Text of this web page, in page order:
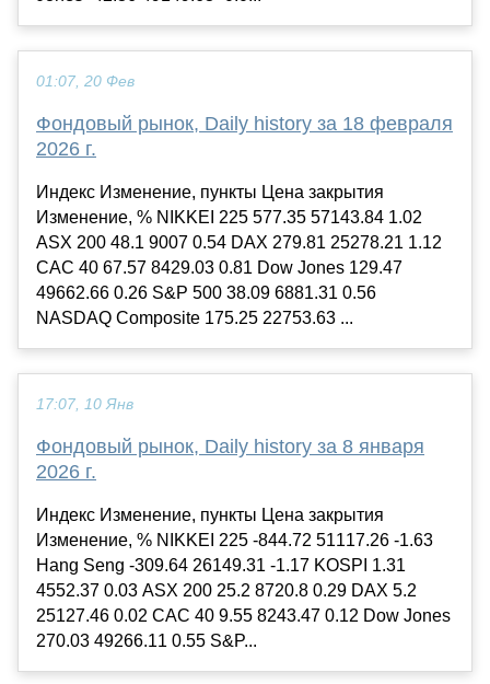
01:07, 20 Фев
Фондовый рынок, Daily history за 18 февраля
2026 г.
Индекс Изменение, пункты Цена закрытия
Изменение, % NIKKEI 225 577.35 57143.84 1.02
ASX 200 48.1 9007 0.54 DAX 279.81 25278.21 1.12
CAC 40 67.57 8429.03 0.81 Dow Jones 129.47
49662.66 0.26 S&P 500 38.09 6881.31 0.56
NASDAQ Composite 175.25 22753.63 ...
17:07, 10 Янв
Фондовый рынок, Daily history за 8 января
2026 г.
Индекс Изменение, пункты Цена закрытия
Изменение, % NIKKEI 225 -844.72 51117.26 -1.63
Hang Seng -309.64 26149.31 -1.17 KOSPI 1.31
4552.37 0.03 ASX 200 25.2 8720.8 0.29 DAX 5.2
25127.46 0.02 CAC 40 9.55 8243.47 0.12 Dow Jones
270.03 49266.11 0.55 S&P...